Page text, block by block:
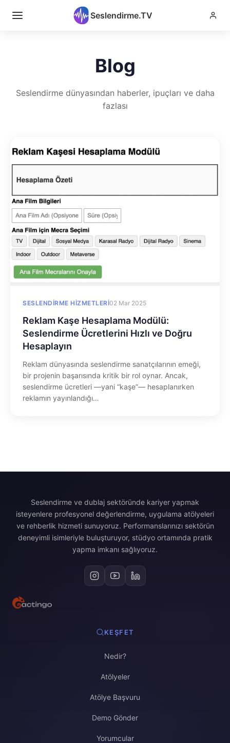
Seslendirme.TV
Blog
Seslendirme dünyasından haberler, ipuçları ve daha
fazlası
SESLENDIRME HIZMETLERI02 Mar 2025
Reklam Kaşe Hesaplama Modülü:
Seslendirme Ücretlerini Hızlı ve Doğru
Hesaplayın
Reklam dünyasında seslendirme sanatçılarının emeği,
bir projenin başarısında kritik bir rol oynar. Ancak,
seslendirme ücretleri —yani “kaşe”— hesaplanırken
reklamın yayınlandığı…
Seslendirme ve dublaj sektöründe kariyer yapmak
isteyenlere profesyonel değerlendirme, uygulama atölyeleri
ve rehberlik hizmeti sunuyoruz. Performanslarınızı sektörün
deneyimli isimleriyle buluşturuyor, stüdyo ortamında pratik
yapma imkanı sağlıyoruz.
KEŞFET
Nedir?
Atölyeler
Atölye Başvuru
Demo Gönder
Yorumcular